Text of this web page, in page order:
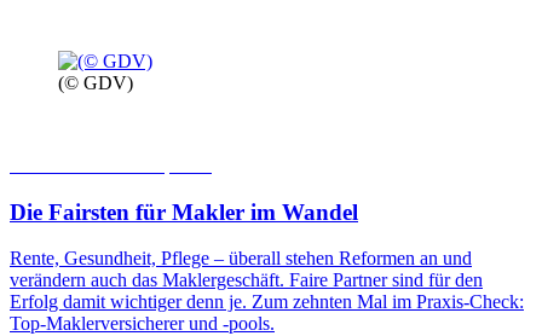
(© GDV)
Die Fairsten für Makler im Wandel
Rente, Gesundheit, Pflege – überall stehen Reformen an und
verändern auch das Maklergeschäft. Faire Partner sind für den
Erfolg damit wichtiger denn je. Zum zehnten Mal im Praxis-Check:
Top-Maklerversicherer und -pools.